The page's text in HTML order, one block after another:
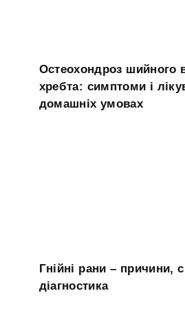
Остеохондроз шийного
хребта: симптоми і
домашніх умовах
Гнійні рани – причини,
діагностика